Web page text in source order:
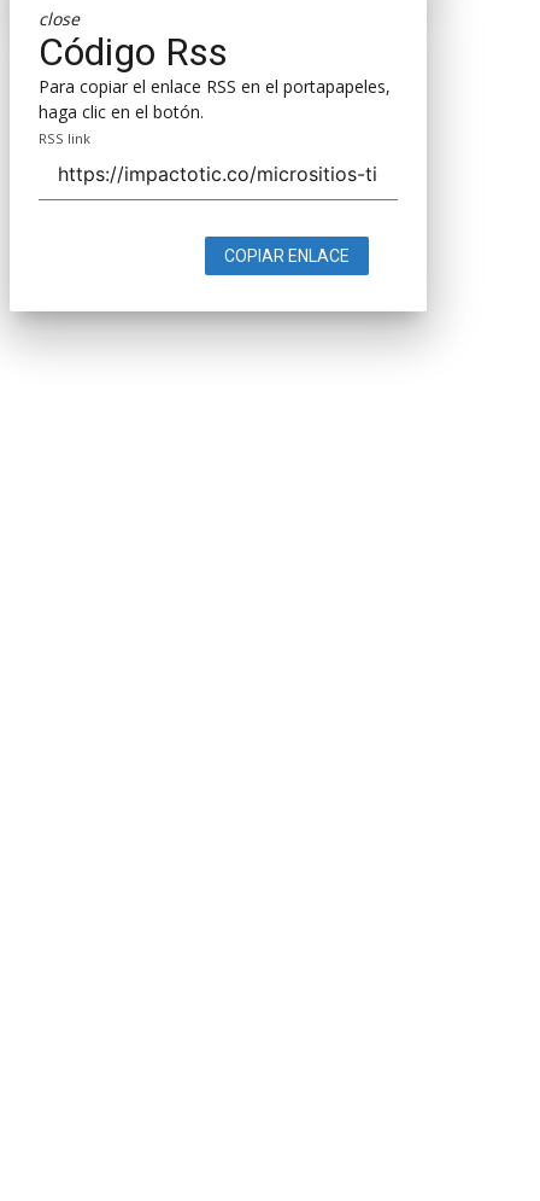
close
Código Rss
Para copiar el enlace RSS en el portapapeles,
haga clic en el botón.
RSS link
COPIAR ENLACE